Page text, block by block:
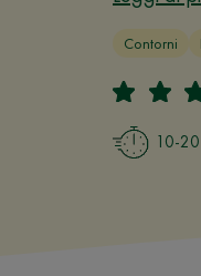
Contorni
10-